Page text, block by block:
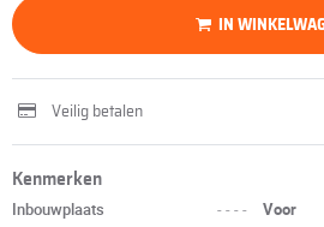
IN
Veilig betalen
Kenmerken
Inbouwplaats ----
Voor